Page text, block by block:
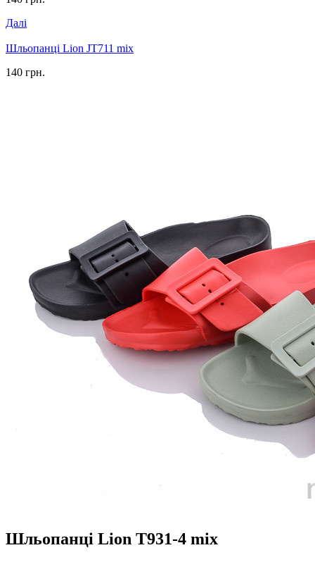
Далі
Шльопанці Lion JT711 mix
140 грн.
Шльопанці Lion T931-4 mix